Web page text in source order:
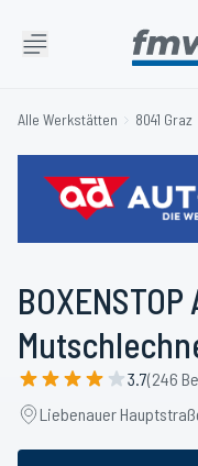
Alle Werkstätten 8041 Graz
3.7(246
Liebenauer